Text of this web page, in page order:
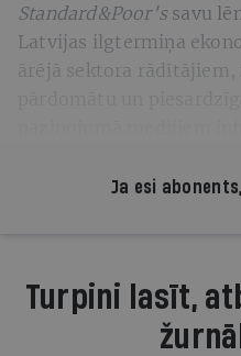
Standard&Poor'ssavu
Latvijas ilgtermiņa
ārējā sektora
Ja esi abonents,
Turpini lasīt,